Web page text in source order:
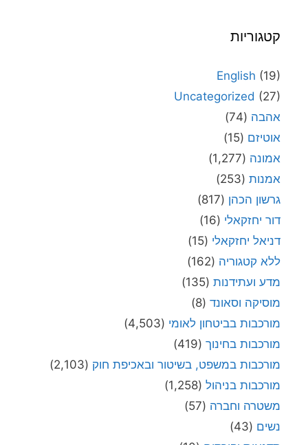
קטגוריות
English (19)
Uncategorized (27)
אהבה (74)
אוטיזם (15)
אמונה (1,277)
אמנות (253)
גרשון הכהן (817)
דור יחזקאלי (16)
דניאל יחזקאלי (15)
ללא קטגוריה (162)
מדע ועתידנות (135)
מוסיקה וסאונד (8)
מורכבות בביטחון לאומי (4,503)
מורכבות בחינוך (419)
מורכבות במשפט, בשיטור ובאכיפת חוק (2,103)
מורכבות בניהול (1,258)
משטרה וחברה (57)
נשים (43)